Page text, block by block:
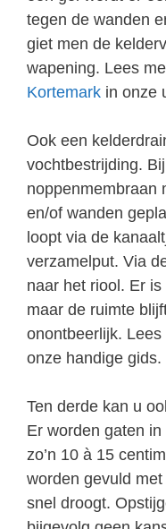
tegen de wanden
giet men de
wapening. Lees
Kortemark in onze
Ook een
vochtbestrijding.
noppenmembraan
en/of wanden
loopt via de
verzamelput. Via
naar het riool. Er
maar de ruimte
onontbeerlijk. Lees
onze handige gids.
Ten derde kan u
Er worden gaten
zo’n 10 à 15
worden gevuld
snel droogt.